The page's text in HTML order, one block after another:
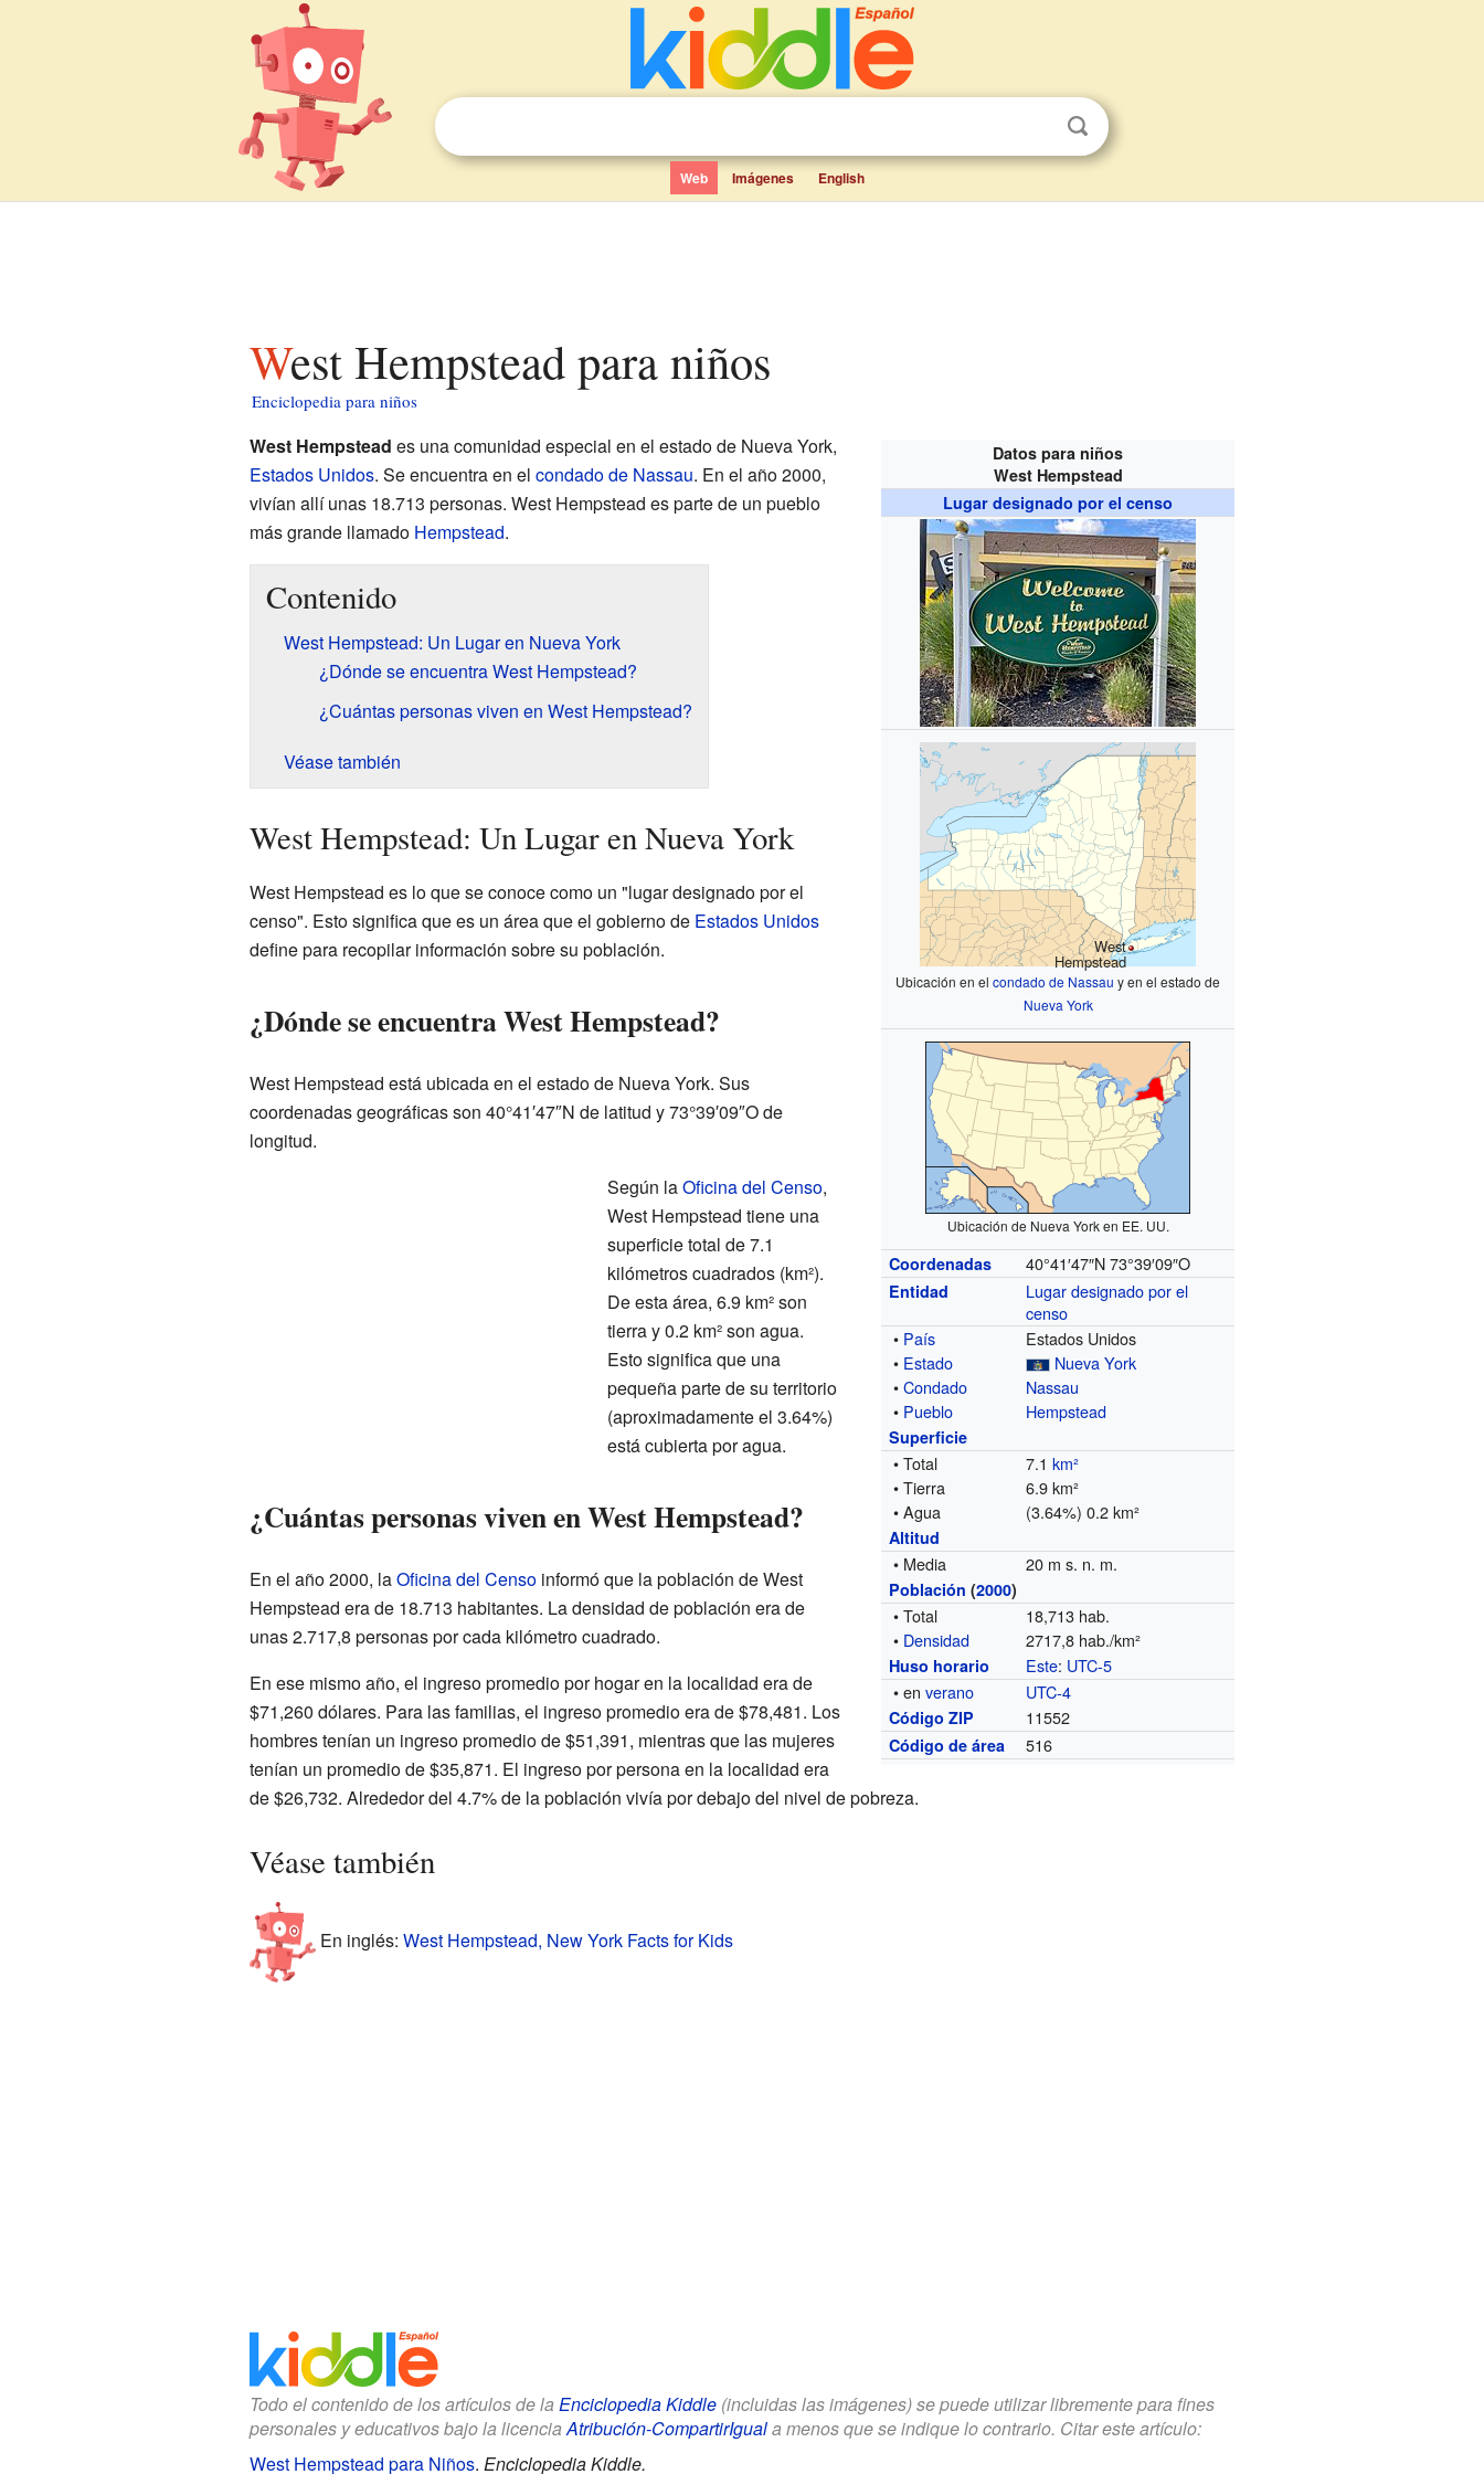
Web Imágenes English
West Hempstead para niños
Enciclopedia para niños
Datos para niños
West Hempstead
Lugar designado por el censo
West
Hempstead
Ubicación en elcondado de Nassau y en el estado de
Nueva York
Ubicación de Nueva York en EE. UU.
Coordenadas 40°41′47″N 73°39′09″O
Entidad
Lugar designado por el
censo
• País
Estados Unidos
• Estado
Nueva York
•Condado
Nassau
• Pueblo Hempstead
Superficie
• Total 7.1km²
• Tierra
6.9 km²
• Agua
(3.64%) 0.2 km²
Altitud
• Media 20 m s. n. m.
Población (2000)
• Total
18,713 hab.
• Densidad 2717,8 hab./km²
Huso horario Este: UTC-5
• enverano UTC-4
Código ZIP 11552
Código de área 516
West Hempstead es una comunidad especial en el estado de Nueva York,
Estados Unidos. Se encuentra en el condado de Nassau. En el año 2000,
vivían allí unas 18.713 personas. West Hempstead es parte de un pueblo
más grande llamado Hempstead.
Contenido
West Hempstead: Un Lugar en Nueva York
¿Dónde se encuentra West Hempstead?
¿Cuántas personas viven en West Hempstead?
Véase también
West Hempstead: Un Lugar en Nueva York
West Hempstead es lo que se conoce como un "lugar designado por el
censo". Esto significa que es un área que el gobierno de Estados Unidos
define para recopilar información sobre su población.
¿Dónde se encuentra West Hempstead?
West Hempstead está ubicada en el estado de Nueva York. Sus
coordenadas geográficas son 40°41′47″N de latitud y 73°39′09″O de
longitud.
Según laOficina del Censo,
West Hempstead tiene una
superficie total de 7.1
kilómetros cuadrados (km²).
De esta área, 6.9 km² son
tierra y 0.2 km² son agua.
Esto significa que una
pequeña parte de su territorio
(aproximadamente el 3.64%)
está cubierta por agua.
¿Cuántas personas viven en West Hempstead?
En el año 2000, laOficina del Censoinformó que la población de West
Hempstead era de 18.713 habitantes. La densidad de población era de
unas 2.717,8 personas por cada kilómetro cuadrado.
En ese mismo año, el ingreso promedio por hogar en la localidad era de
$71,260 dólares. Para las familias, el ingreso promedio era de $78,481. Los
hombres tenían un ingreso promedio de $51,391, mientras que las mujeres
tenían un promedio de $35,871. El ingreso por persona en la localidad era
de $26,732. Alrededor del 4.7% de la población vivía por debajo del nivel de pobreza.
Véase también
En inglés: West Hempstead, New York Facts for Kids
Todo el contenido de los artículos de la Enciclopedia Kiddle(incluidas las imágenes) se puede utilizar libremente para fines
personales y educativos bajo la licenciaAtribución-CompartirIguala menos que se indique lo contrario. Citar este artículo:
West Hempstead para Niños. Enciclopedia Kiddle.